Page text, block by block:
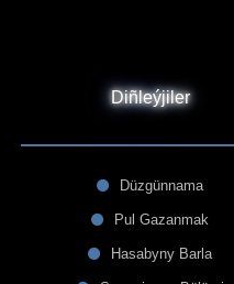
Diñleýjiler
Düzgünnama
Pul Gazanmak
Hasabyny Barla